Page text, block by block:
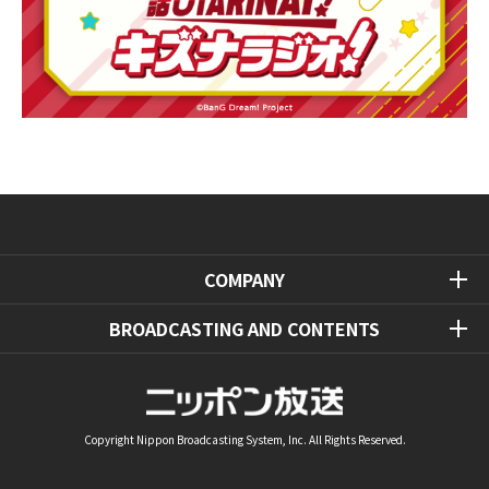
COMPANY
BROADCASTING AND CONTENTS
Copyright Nippon Broadcasting System, Inc. All Rights Reserved.